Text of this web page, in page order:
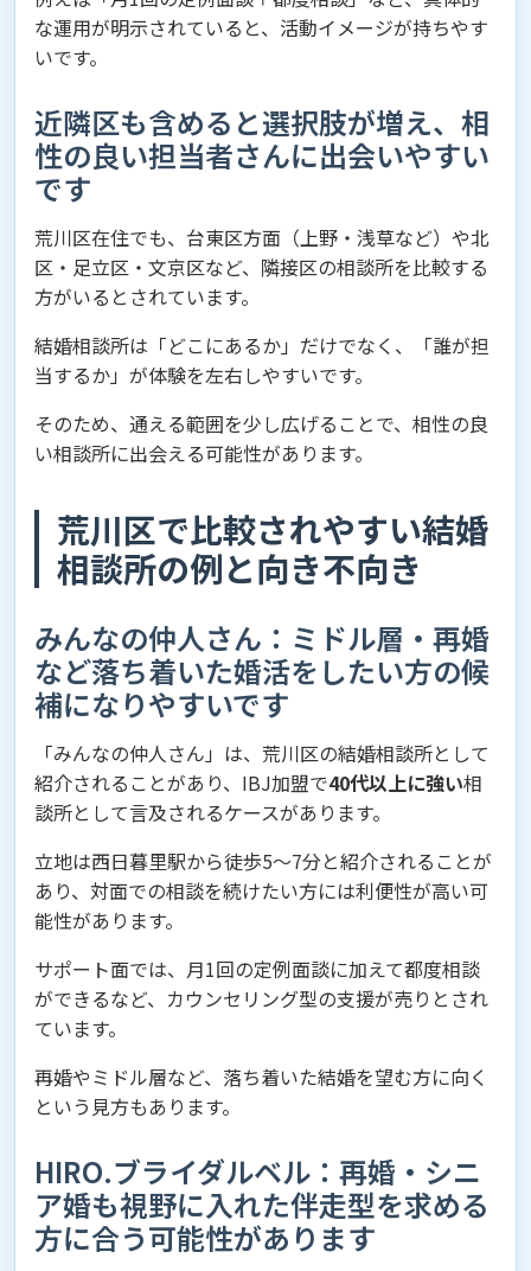
な運用が明示されていると、活動イメージが持ちやす
いです。
近隣区も含めると選択肢が増え、相
性の良い担当者さんに出会いやすい
です
荒川区在住でも、台東区方面（上野・浅草など）や北
区・足立区・文京区など、隣接区の相談所を比較する
方がいるとされています。
結婚相談所は「どこにあるか」だけでなく、「誰が担
当するか」が体験を左右しやすいです。
そのため、通える範囲を少し広げることで、相性の良
い相談所に出会える可能性があります。
荒川区で比較されやすい結婚
相談所の例と向き不向き
みんなの仲人さん：ミドル層・再婚
など落ち着いた婚活をしたい方の候
補になりやすいです
「みんなの仲人さん」は、荒川区の結婚相談所として
紹介されることがあり、IBJ加盟で40代以上に強い相
談所として言及されるケースがあります。
立地は西日暮里駅から徒歩5〜7分と紹介されることが
あり、対面での相談を続けたい方には利便性が高い可
能性があります。
サポート面では、月1回の定例面談に加えて都度相談
ができるなど、カウンセリング型の支援が売りとされ
ています。
再婚やミドル層など、落ち着いた結婚を望む方に向く
という見方もあります。
HIRO.ブライダルベル：再婚・シニ
ア婚も視野に入れた伴走型を求める
方に合う可能性があります